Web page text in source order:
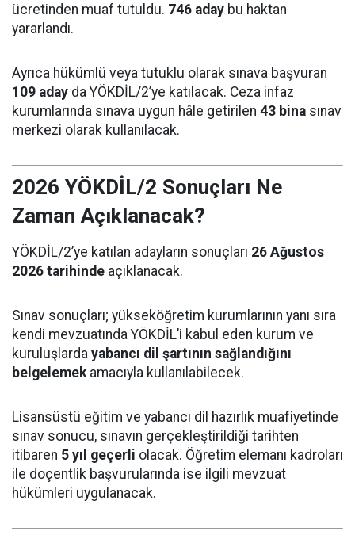
ücretinden muaf tutuldu. 746 aday bu haktan
yararlandı.
Ayrıca hükümlü veya tutuklu olarak sınava başvuran
109 aday da YÖKDİL/2’ye katılacak. Ceza infaz
kurumlarında sınava uygun hâle getirilen 43 bina sınav
merkezi olarak kullanılacak.
2026 YÖKDİL/2 Sonuçları Ne
Zaman Açıklanacak?
YÖKDİL/2’ye katılan adayların sonuçları 26 Ağustos
2026 tarihinde açıklanacak.
Sınav sonuçları; yükseköğretim kurumlarının yanı sıra
kendi mevzuatında YÖKDİL’i kabul eden kurum ve
kuruluşlarda yabancı dil şartının sağlandığını
belgelemekamacıyla kullanılabilecek.
Lisansüstü eğitim ve yabancı dil hazırlık muafiyetinde
sınav sonucu, sınavın gerçekleştirildiği tarihten
itibaren 5 yıl geçerli olacak. Öğretim elemanı kadroları
ile doçentlik başvurularında ise ilgili mevzuat
hükümleri uygulanacak.